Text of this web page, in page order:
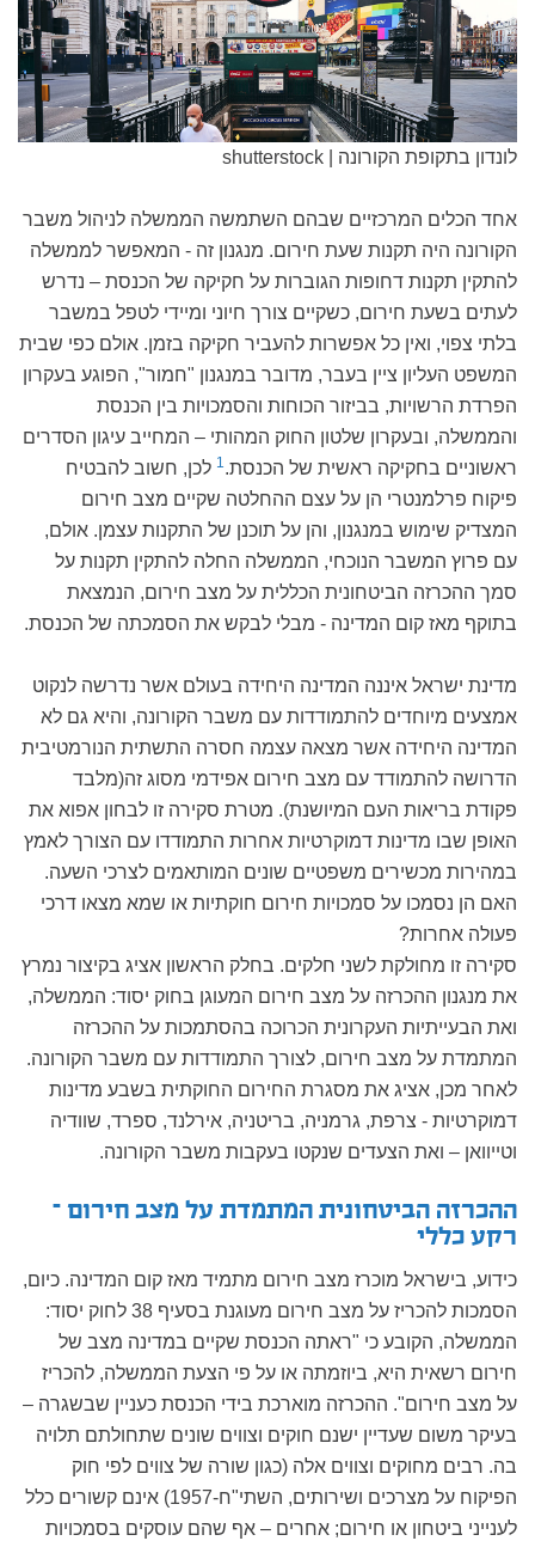
לונדון בתקופת הקורונה | shutterstock
אחד הכלים המרכזיים שבהם השתמשה הממשלה לניהול משבר
הקורונה היה תקנות שעת חירום. מנגנון זה - המאפשר לממשלה
להתקין תקנות דחופות הגוברות על חקיקה של הכנסת – נדרש
לעתים בשעת חירום, כשקיים צורך חיוני ומיידי לטפל במשבר
בלתי צפוי, ואין כל אפשרות להעביר חקיקה בזמן. אולם כפי שבית
המשפט העליון ציין בעבר, מדובר במנגנון "חמור", הפוגע בעקרון
הפרדת הרשויות, בביזור הכוחות והסמכויות בין הכנסת
והממשלה, ובעקרון שלטון החוק המהותי – המחייב עיגון הסדרים
ראשוניים בחקיקה ראשית של הכנסת. 1 לכן, חשוב להבטיח
פיקוח פרלמנטרי הן על עצם ההחלטה שקיים מצב חירום
המצדיק שימוש במנגנון, והן על תוכנן של התקנות עצמן. אולם,
עם פרוץ המשבר הנוכחי, הממשלה החלה להתקין תקנות על
סמך ההכרזה הביטחונית הכללית על מצב חירום, הנמצאת
בתוקף מאז קום המדינה - מבלי לבקש את הסמכתה של הכנסת.
מדינת ישראל איננה המדינה היחידה בעולם אשר נדרשה לנקוט
אמצעים מיוחדים להתמודדות עם משבר הקורונה, והיא גם לא
המדינה היחידה אשר מצאה עצמה חסרה התשתית הנורמטיבית
הדרושה להתמודד עם מצב חירום אפידמי מסוג זה(מלבד
פקודת בריאות העם המיושנת). מטרת סקירה זו לבחון אפוא את
האופן שבו מדינות דמוקרטיות אחרות התמודדו עם הצורך לאמץ
במהירות מכשירים משפטיים שונים המותאמים לצרכי השעה.
האם הן נסמכו על סמכויות חירום חוקתיות או שמא מצאו דרכי
פעולה אחרות?
סקירה זו מחולקת לשני חלקים. בחלק הראשון אציג בקיצור נמרץ
את מנגנון ההכרזה על מצב חירום המעוגן בחוק יסוד: הממשלה,
ואת הבעייתיות העקרונית הכרוכה בהסתמכות על ההכרזה
המתמדת על מצב חירום, לצורך התמודדות עם משבר הקורונה.
לאחר מכן, אציג את מסגרת החירום החוקתית בשבע מדינות
דמוקרטיות - צרפת, גרמניה, בריטניה, אירלנד, ספרד, שוודיה
וטייוואן – ואת הצעדים שנקטו בעקבות משבר הקורונה.
ההכרזה הביטחונית המתמדת על מצב חירום –
רקע כללי
כידוע, בישראל מוכרז מצב חירום מתמיד מאז קום המדינה. כיום,
הסמכות להכריז על מצב חירום מעוגנת בסעיף 38 לחוק יסוד:
הממשלה, הקובע כי "ראתה הכנסת שקיים במדינה מצב של
חירום רשאית היא, ביוזמתה או על פי הצעת הממשלה, להכריז
על מצב חירום". ההכרזה מוארכת בידי הכנסת כעניין שבשגרה –
בעיקר משום שעדיין ישנם חוקים וצווים שונים שתחולתם תלויה
בה. רבים מחוקים וצווים אלה (כגון שורה של צווים לפי חוק
הפיקוח על מצרכים ושירותים, השתי"ח-1957) אינם קשורים כלל
לענייני ביטחון או חירום; אחרים – אף שהם עוסקים בסמכויות